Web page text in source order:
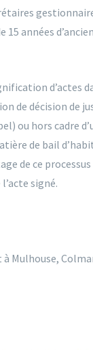
années
d’actes
de décision de
ou hors cadre
de bail
de ce
signé.
Mulhouse,